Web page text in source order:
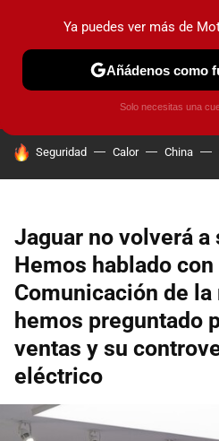
PRUEBAS COCHES
HOY SE HABLA DE
Seguridad Calor China
Jaguar no volverá a
Hemos hablado
Comunicación de la
hemos preguntado
ventas y su
eléctrico
Ya puedes ver más de
Añádenos como
Solo necesitas una